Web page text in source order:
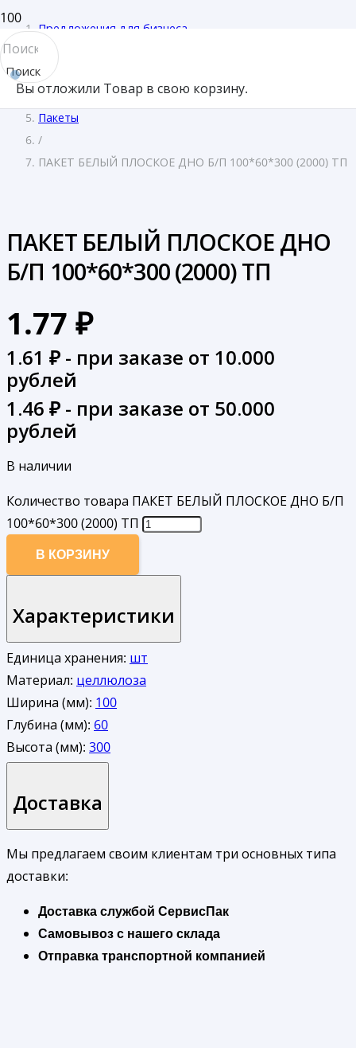
Поиск
товара
Вы отложили Товар в свою корзину.
Предложения для бизнеса
Доставка и кейтеринг
/
Пакеты
/
ПАКЕТ БЕЛЫЙ ПЛОСКОЕ ДНО Б/П 100*60*300 (2000) ТП
ПАКЕТ БЕЛЫЙ ПЛОСКОЕ ДНО
Б/П 100*60*300 (2000) ТП
1.77 ₽
1.61 ₽ - при заказе от 10.000
рублей
1.46 ₽ - при заказе от 50.000
рублей
В наличии
Количество товара ПАКЕТ БЕЛЫЙ ПЛОСКОЕ ДНО Б/П
100*60*300 (2000) ТП
В КОРЗИНУ
Характеристики
Единица хранения: шт
Материал: целлюлоза
Ширина (мм): 100
Глубина (мм): 60
Высота (мм): 300
Доставка
Мы предлагаем своим клиентам три основных типа
доставки:
Доставка службой СервисПак
Самовывоз с нашего склада
Отправка транспортной компанией